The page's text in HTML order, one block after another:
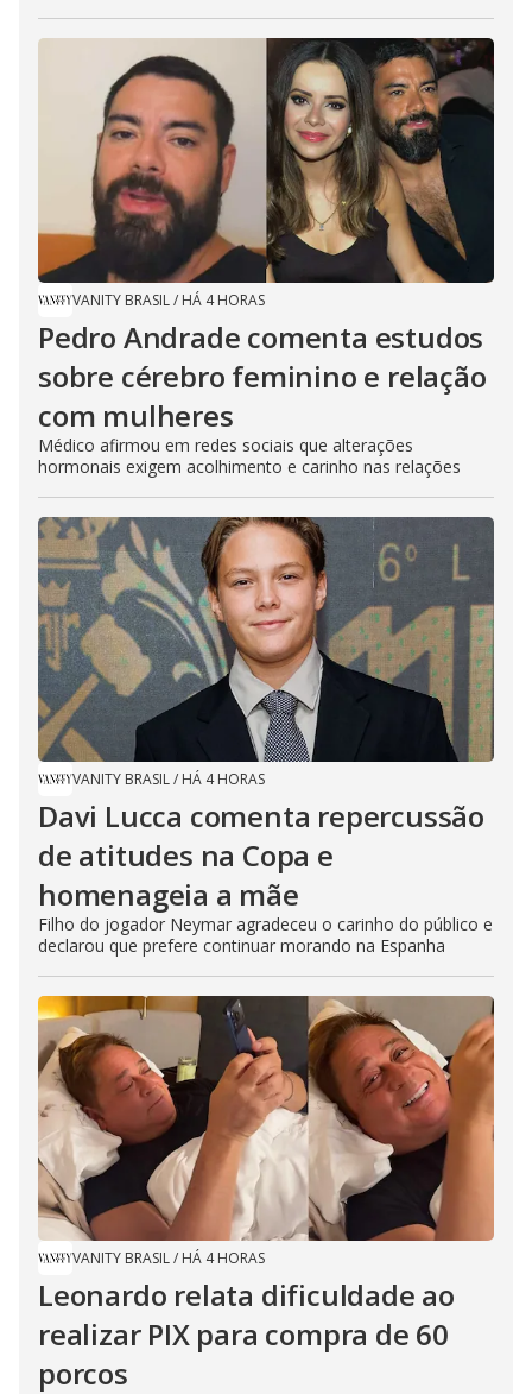
VANITY BRASIL/ HÁ 4 HORAS
Pedro Andrade comenta estudos
sobre cérebro feminino e relação
com mulheres
Médico afirmou em redes sociais que alterações
hormonais exigem acolhimento e carinho nas relações
VANITY BRASIL/ HÁ 4 HORAS
Davi Lucca comenta repercussão
de atitudes na Copa e
homenageia a mãe
Filho do jogador Neymar agradeceu o carinho do público e
declarou que prefere continuar morando na Espanha
VANITY BRASIL/ HÁ 4 HORAS
Leonardo relata dificuldade ao
realizar PIX para compra de 60
porcos